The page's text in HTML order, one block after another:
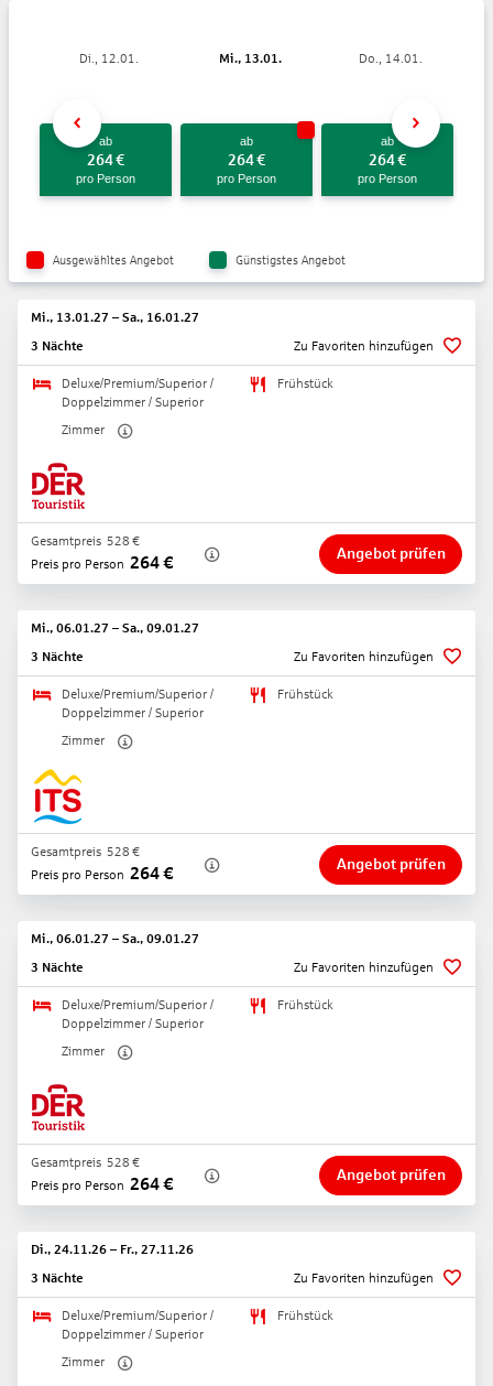
Di., 12.01.
ab
264€
pro Person
Mi., 13.01.
ab
264€
pro Person
Do., 14.01.
ab
264€
pro Person
Ausgewähltes Angebot Günstigstes Angebot
Mi., 13.01.27 – Sa., 16.01.27
3 Nächte
Zu Favoriten hinzufügen
Deluxe/Premium/Superior /
Doppelzimmer / Superior
Zimmer
Frühstück
Preis pro Person 264€
Gesamtpreis 528 €
Angebot prüfen
Mi., 06.01.27 – Sa., 09.01.27
3 Nächte
Zu Favoriten hinzufügen
Deluxe/Premium/Superior /
Doppelzimmer / Superior
Zimmer
Frühstück
Preis pro Person 264€
Gesamtpreis 528 €
Angebot prüfen
Mi., 06.01.27 – Sa., 09.01.27
3 Nächte
Zu Favoriten hinzufügen
Deluxe/Premium/Superior /
Doppelzimmer / Superior
Zimmer
Frühstück
Preis pro Person 264€
Gesamtpreis 528 €
Angebot prüfen
Di., 24.11.26 – Fr., 27.11.26
3 Nächte
Zu Favoriten hinzufügen
Deluxe/Premium/Superior /
Doppelzimmer / Superior
Zimmer
Frühstück